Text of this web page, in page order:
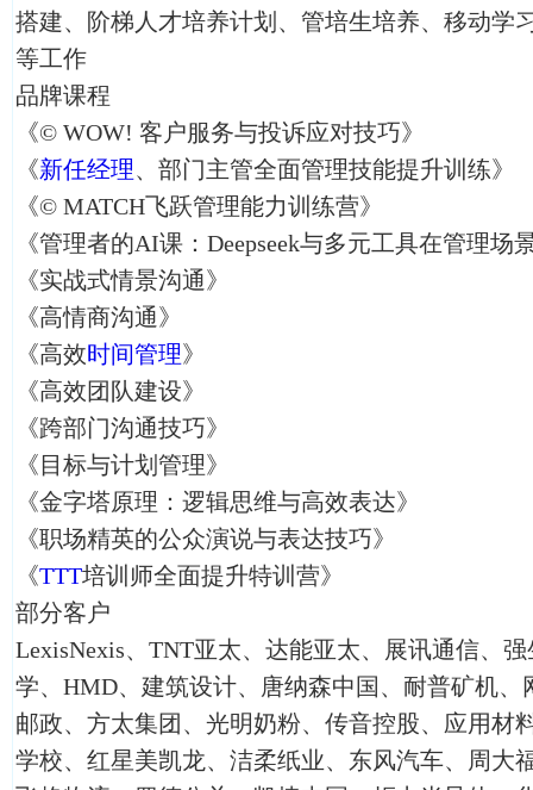
搭建、阶梯人才培养计划、管培生培养、移动学
等工作
品牌课程
《© WOW! 客户服务与投诉应对技巧》
《新任经理、部门主管全面管理技能提升训练》
《© MATCH飞跃管理能力训练营》
《管理者的AI课：Deepseek与多元工具在管理场
《实战式情景沟通》
《高情商沟通》
《高效时间管理》
《高效团队建设》
《跨部门沟通技巧》
《目标与计划管理》
《金字塔原理：逻辑思维与高效表达》
《职场精英的公众演说与表达技巧》
《TTT培训师全面提升特训营》
部分客户
LexisNexis、TNT亚太、达能亚太、展讯通信、
学、HMD、建筑设计、唐纳森中国、耐普矿机
邮政、方太集团、光明奶粉、传音控股、应用材
学校、红星美凯龙、洁柔纸业、东风汽车、周大